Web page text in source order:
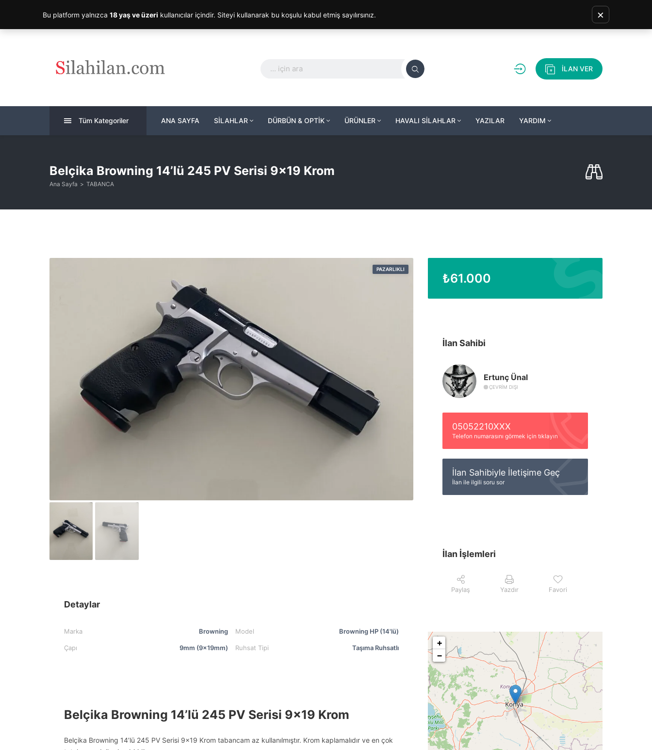
İLAN VER
Tüm Kategoriler ANA SAYFA SİLAHLAR DÜRBÜN & OPTİK ÜRÜNLER HAVALI SİLAHLAR YAZILAR YARDIM
Belçika Browning 14’lü 245 PV Serisi 9×19 Krom
Ana Sayfa TABANCA
PAZARLIKLI
Detaylar
Marka Browning Model Browning HP (14'lü)
Çapı 9mm (9x19mm) Ruhsat Tipi Taşıma Ruhsatlı
Belçika Browning 14’lü 245 PV Serisi 9×19 Krom
Belçika Browning 14’lü 245 PV Serisi 9×19 Krom tabancam az kullanılmıştır. Krom kaplamalıdır ve en çok
₺61.000
İlan Sahibi
Ertunç Ünal
ÇEVRIM DIŞI
05052210XXX
Telefon numarasını görmek için tıklayın
İlan Sahibiyle İletişime Geç
İlan ile ilgili soru sor
İlan İşlemleri
Paylaş Yazdır Favori
+
−
Bu platform yalnızca 18 yaş ve üzeri kullanıcılar içindir. Siteyi kullanarak bu koşulu kabul etmiş sayılırsınız. ×